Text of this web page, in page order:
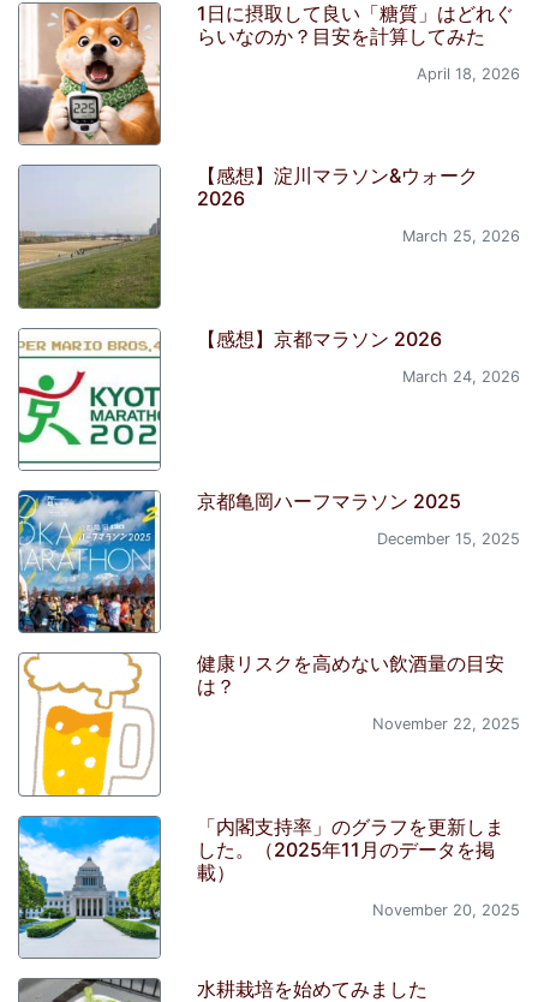
1日に摂取して良い「糖質」はどれぐ
らいなのか？目安を計算してみた
April 18, 2026
【感想】淀川マラソン&ウォーク
2026
March 25, 2026
【感想】京都マラソン 2026
March 24, 2026
京都亀岡ハーフマラソン 2025
December 15, 2025
健康リスクを高めない飲酒量の目安
は？
November 22, 2025
「内閣支持率」のグラフを更新しま
した。（2025年11月のデータを掲
載）
November 20, 2025
水耕栽培を始めてみました